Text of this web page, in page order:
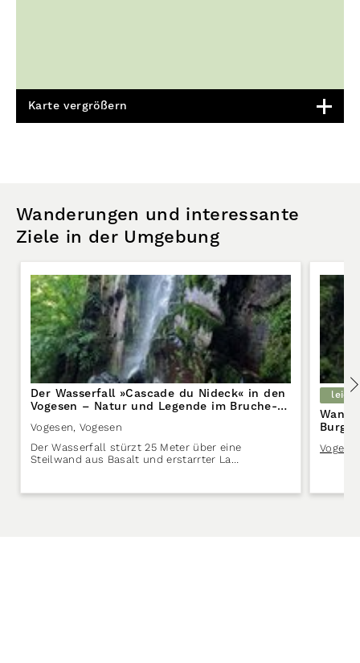
Karte vergrößern
Wanderungen und interessante
Ziele in der Umgebung
Der Wasserfall »Cascade du Nideck« in den
Vogesen – Natur und Legende im Bruche-
Vogesen, Vogesen
Der Wasserfall stürzt 25 Meter über eine
Steilwand aus Basalt und erstarrter La…
leicht
Burg